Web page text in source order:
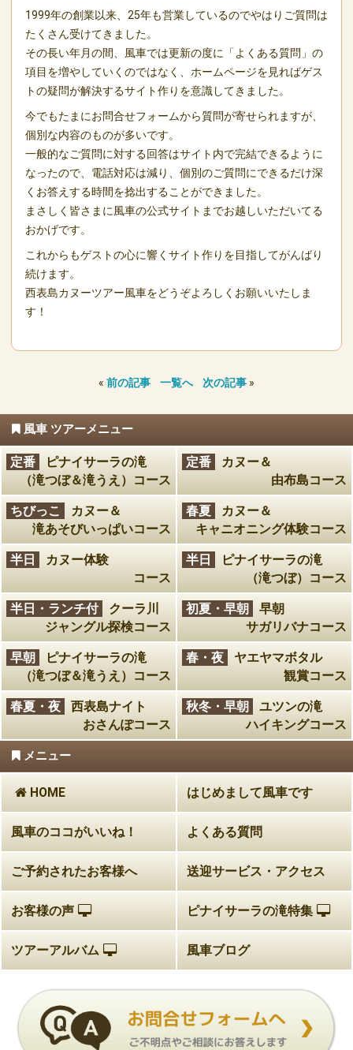
1999年の創業以来、25年も営業しているのでやはりご質問は
たくさん受けてきました。
その長い年月の間、風車では更新の度に「よくある質問」の
項目を増やしていくのではなく、ホームページを見ればゲス
トの疑問が解決するサイト作りを意識してきました。
今でもたまにお問合せフォームから質問が寄せられますが、
個別な内容のものが多いです。
一般的なご質問に対する回答はサイト内で完結できるように
なったので、電話対応は減り、個別のご質問にできるだけ深
くお答えする時間を捻出することができました。
まさしく皆さまに風車の公式サイトまでお越しいただいてる
おかげです。
これからもゲストの心に響くサイト作りを目指してがんばり
続けます。
西表島カヌーツアー風車をどうぞよろしくお願いいたしま
す！
« 前の記事 一覧へ 次の記事 »
風車 ツアーメニュー
定番
ピナイサーラの滝
（滝つぼ＆滝うえ）コース
定番
カヌー＆
由布島コース
ちびっこ
カヌー＆
滝あそびいっぱいコース
春夏
カヌー＆
キャニオニング体験コース
半日
カヌー体験
コース
半日
ピナイサーラの滝
（滝つぼ）コース
半日・ランチ付
クーラ川
ジャングル探検コース
初夏・早朝
早朝
サガリバナコース
早朝
ピナイサーラの滝
（滝つぼ＆滝うえ）コース
春・夜
ヤエヤマボタル
観賞コース
春夏・夜
西表島ナイト
おさんぽコース
秋冬・早朝
ユツンの滝
ハイキングコース
メニュー
HOME はじめまして風車です
風車のココがいいね！ よくある質問
ご予約されたお客様へ 送迎サービス・アクセス
お客様の声 ピナイサーラの滝特集
ツアーアルバム 風車ブログ